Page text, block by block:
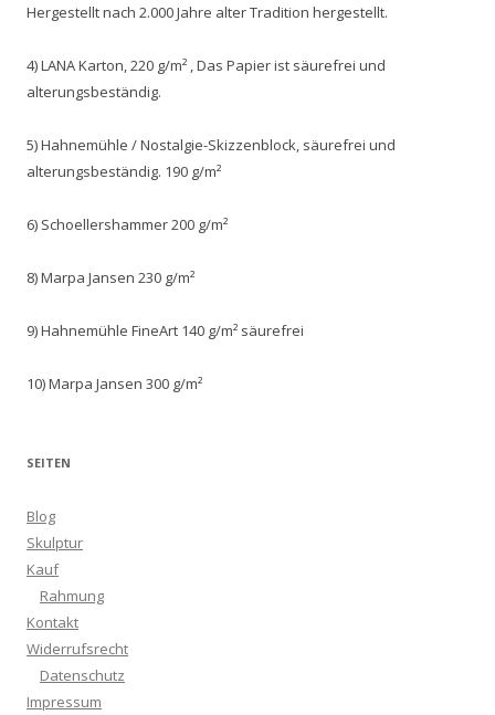
Hergestellt nach 2.000 Jahre alter Tradition hergestellt.
4) LANA Karton, 220 g/m² , Das Papier ist säurefrei und
alterungsbeständig.
5) Hahnemühle / Nostalgie-Skizzenblock, säurefrei und
alterungsbeständig. 190 g/m²
6) Schoellershammer 200 g/m²
8) Marpa Jansen 230 g/m²
9) Hahnemühle FineArt 140 g/m² säurefrei
10) Marpa Jansen 300 g/m²
SEITEN
Blog
Skulptur
Kauf
Rahmung
Kontakt
Widerrufsrecht
Datenschutz
Impressum